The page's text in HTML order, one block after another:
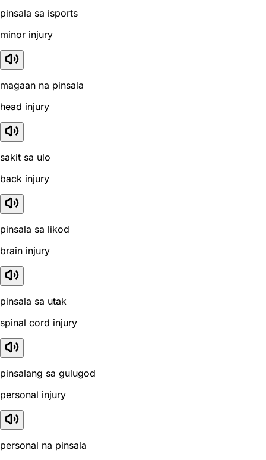
pinsala sa isports
minor injury
magaan na pinsala
head injury
sakit sa ulo
back injury
pinsala sa likod
brain injury
pinsala sa utak
spinal cord injury
pinsalang sa gulugod
personal injury
personal na pinsala